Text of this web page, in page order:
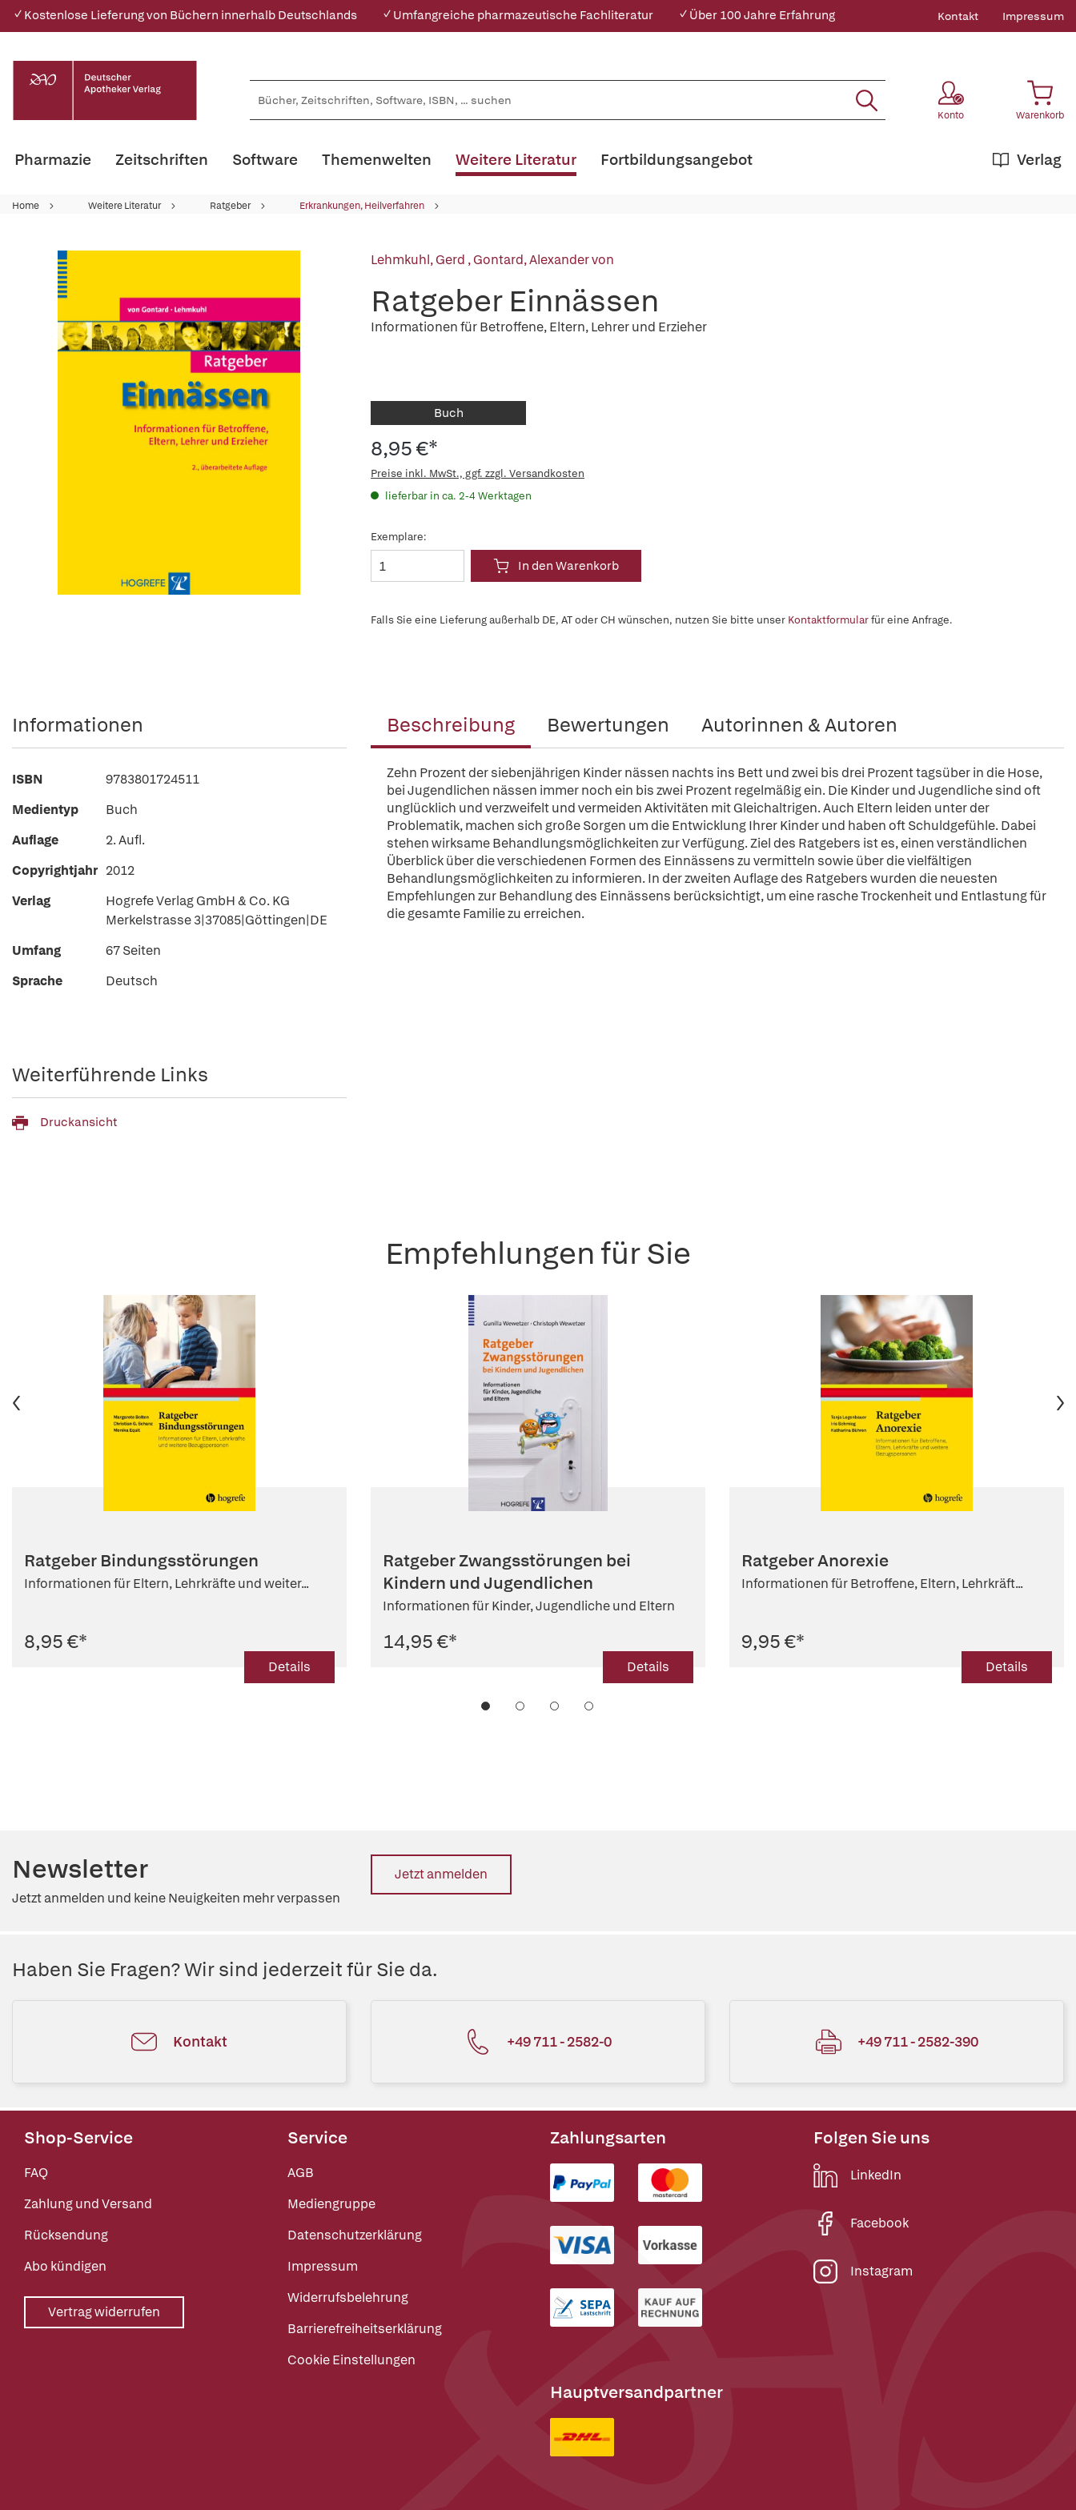
✓ Kostenlose Lieferung von Büchern innerhalb Deutschlands ✓ Umfangreiche pharmazeutische Fachliteratur ✓ Über 100 Jahre Erfahrung Kontakt Impressum
Konto Warenkorb
Pharmazie Zeitschriften Software Themenwelten Weitere Literatur Verlag
Fortbildungsangebot
Home Weitere Literatur Ratgeber Erkrankungen, Heilverfahren
Lehmkuhl, Gerd ,Gontard, Alexander von
Ratgeber Einnässen
Informationen für Betroffene, Eltern, Lehrer und Erzieher
Buch
8,95 €*
Preise inkl. MwSt., ggf. zzgl. Versandkosten
lieferbar in ca. 2-4 Werktagen
Exemplare:
In den Warenkorb
Falls Sie eine Lieferung außerhalb DE, AT oder CH wünschen, nutzen Sie bitte unser Kontaktformularfür eine Anfrage.
Beschreibung Bewertungen Autorinnen & Autoren
Zehn Prozent der siebenjährigen Kinder nässen nachts ins Bett und zwei bis drei Prozent tagsüber in die Hose,
bei Jugendlichen nässen immer noch ein bis zwei Prozent regelmäßig ein. Die Kinder und Jugendliche sind oft
unglücklich und verzweifelt und vermeiden Aktivitäten mit Gleichaltrigen. Auch Eltern leiden unter der
Problematik, machen sich große Sorgen um die Entwicklung Ihrer Kinder und haben oft Schuldgefühle. Dabei
stehen wirksame Behandlungsmöglichkeiten zur Verfügung. Ziel des Ratgebers ist es, einen verständlichen
Überblick über die verschiedenen Formen des Einnässens zu vermitteln sowie über die vielfältigen
Behandlungsmöglichkeiten zu informieren. In der zweiten Auflage des Ratgebers wurden die neuesten
Empfehlungen zur Behandlung des Einnässens berücksichtigt, um eine rasche Trockenheit und Entlastung für
die gesamte Familie zu erreichen.
Informationen
ISBN
9783801724511
Medientyp
Buch
Auflage
2. Aufl.
Copyrightjahr 2012
Verlag
Hogrefe Verlag GmbH & Co. KG
Merkelstrasse 3|37085|Göttingen|DE
Umfang
67 Seiten
Sprache
Deutsch
Weiterführende Links
Druckansicht
Empfehlungen für Sie
Ratgeber Bindungsstörungen
Informationen für Eltern, Lehrkräfte und weiter...
8,95 €*
Details
Ratgeber Zwangsstörungen bei
Kindern und Jugendlichen
Informationen für Kinder, Jugendliche und Eltern
14,95 €*
Details
Ratgeber Anorexie
Informationen für Betroffene, Eltern, Lehrkräft...
9,95 €*
Details
Newsletter
Jetzt anmelden und keine Neuigkeiten mehr verpassen
Jetzt anmelden
Haben Sie Fragen? Wir sind jederzeit für Sie da.
Kontakt +49 711 - 2582-0 +49 711 - 2582-390
Shop-Service
FAQ
Zahlung und Versand
Rücksendung
Abo kündigen
Vertrag widerrufen
Service
AGB
Mediengruppe
Datenschutzerklärung
Impressum
Widerrufsbelehrung
Barrierefreiheitserklärung
Cookie Einstellungen
Zahlungsarten
Hauptversandpartner
Folgen Sie uns
LinkedIn
Facebook
Instagram